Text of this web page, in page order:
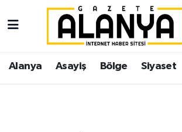
Alanya Asayiş Bölge Siyaset
Alanya
Asayiş
İstanbul Nöbetçi Eczaneler
İstanbul Hava Durumu